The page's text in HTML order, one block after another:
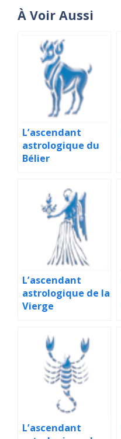
À Voir Aussi
L’ascendant
astrologique du
Bélier
L’ascendant
astrologique de la
Vierge
L’ascendant